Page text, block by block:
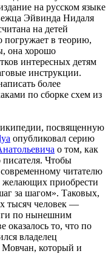
на русском языке
Эйвинда Нидаля
на детей
погружает в теорию,
она хорошо
интересных детям
инструкции.
более
по сборке схем из
посвященную
опубликовал серию
о том, как
Чтобы
читателю
желающих приобрести
за шагом». Таковых,
тысяч человек —
по нынешним
то, что по
владелец
который и